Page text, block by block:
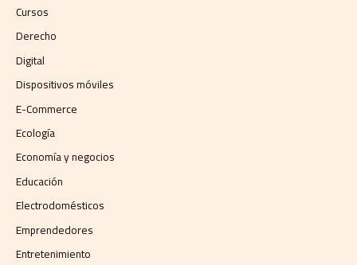
Cursos
Derecho
Digital
Dispositivos móviles
E-Commerce
Ecología
Economía y negocios​
Educación
Electrodomésticos
Emprendedores
Entretenimiento